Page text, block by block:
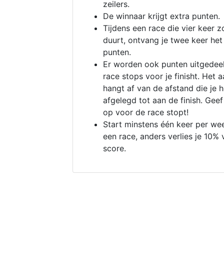
zeilers.
De winnaar krijgt extra punten.
Tijdens een race die vier keer
duurt, ontvang je twee keer
punten.
Er worden ook punten
race stops voor je finisht. Het
hangt af van de afstand die je
afgelegd tot aan de finish.
op voor de race stopt!
Start minstens één keer per
een race, anders verlies je 10%
score.